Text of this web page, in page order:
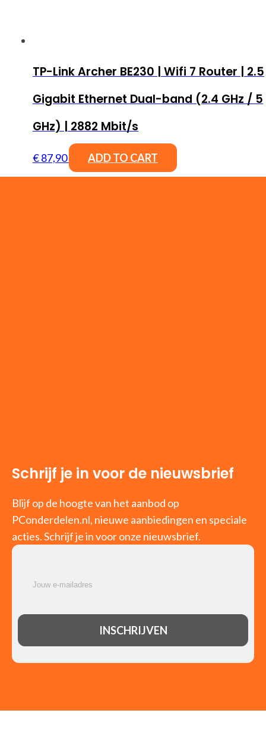
TP-Link Archer BE230 | Wifi 7 Router | 2.5
Gigabit Ethernet Dual-band (2.4 GHz / 5
GHz) | 2882 Mbit/s
€87,90 ADD TO CART
Schrijf je in voor de nieuwsbrief
Blijf op de hoogte van het aanbod op
PConderdelen.nl, nieuwe aanbiedingen en speciale
acties. Schrijf je in voor onze nieuwsbrief.